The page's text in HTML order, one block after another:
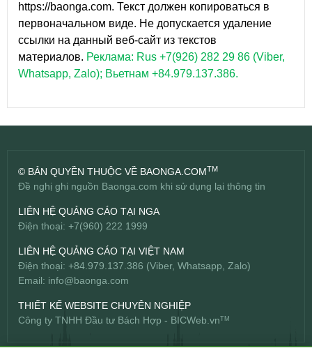
https://baonga.com. Текст должен копироваться в
первоначальном виде. Не допускается удаление
ссылки на данный веб-сайт из текстов
материалов. Реклама: Rus +7(926) 282 29 86 (Viber,
Whatsapp, Zalo); Вьетнам +84.979.137.386.
© BẢN QUYỀN THUỘC VỀ BAONGA.COMTM
Đề nghị ghi nguồn Baonga.com khi sử dụng lại thông tin
LIÊN HỆ QUẢNG CÁO TẠI NGA
Điện thoại: +7(960) 222 1999
LIÊN HỆ QUẢNG CÁO TẠI VIỆT NAM
Điện thoại: +84.979.137.386 (Viber, Whatsapp, Zalo)
Email: info@baonga.com
THIẾT KẾ WEBSITE CHUYÊN NGHIỆP
Công ty TNHH Đầu tư Bách Hợp - BICWeb.vnTM